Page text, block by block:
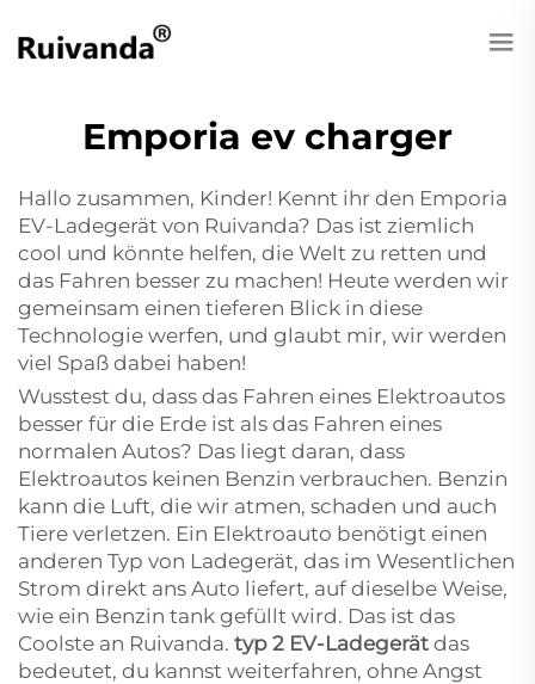
Emporia ev charger
Hallo zusammen, Kinder! Kennt ihr den Emporia
EV-Ladegerät von Ruivanda? Das ist ziemlich
cool und könnte helfen, die Welt zu retten und
das Fahren besser zu machen! Heute werden wir
gemeinsam einen tieferen Blick in diese
Technologie werfen, und glaubt mir, wir werden
viel Spaß dabei haben!
Wusstest du, dass das Fahren eines Elektroautos
besser für die Erde ist als das Fahren eines
normalen Autos? Das liegt daran, dass
Elektroautos keinen Benzin verbrauchen. Benzin
kann die Luft, die wir atmen, schaden und auch
Tiere verletzen. Ein Elektroauto benötigt einen
anderen Typ von Ladegerät, das im Wesentlichen
Strom direkt ans Auto liefert, auf dieselbe Weise,
wie ein Benzin tank gefüllt wird. Das ist das
Coolste an Ruivanda. typ 2 EV-Ladegerät das
bedeutet, du kannst weiterfahren, ohne Angst